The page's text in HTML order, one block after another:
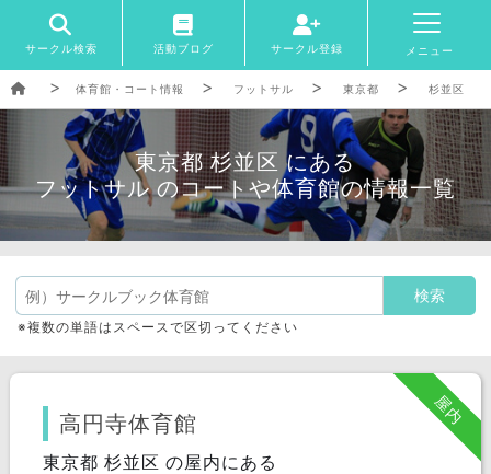
サークル検索 活動ブログ サークル登録 メニュー
体育館・コート情報 フットサル 東京都 杉並区
東京都 杉並区 にある
フットサル のコートや体育館の情報一覧
※複数の単語はスペースで区切ってください
屋内
高円寺体育館
東京都 杉並区 の屋内にある